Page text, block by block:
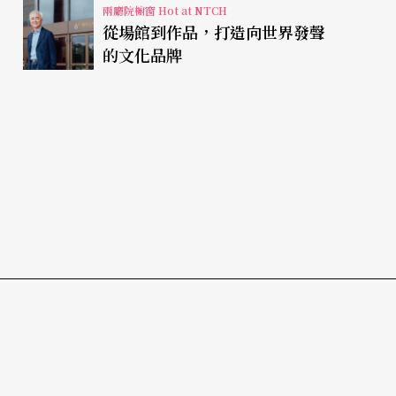
兩廳院櫥窗 Hot at NTCH
從場館到作品，打造向世界發聲
的文化品牌